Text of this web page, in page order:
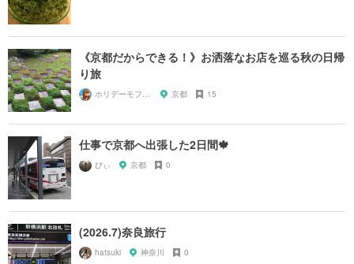
《京都だからできる！》お洒落なお店を巡る秋の日帰
り旅
ホリデーモフモフ 京都 15
仕事で京都へ出張した2日間🍁
ぴぃ 京都 0
(2026.7)奈良旅行
hatsuki 神奈川 0